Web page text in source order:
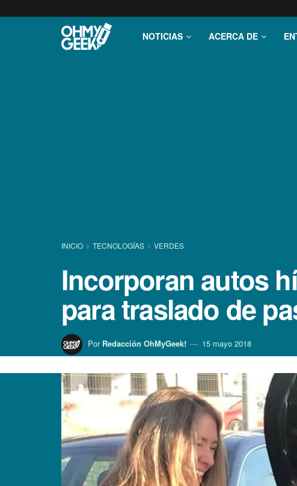
NOTICIAS ACERCA DE
INICIO TECNOLOGÍ­AS VERDES
Incorporan autos
para traslado de
Por Redacción OhMyGeek! 15 mayo 2018